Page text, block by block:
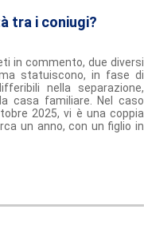
tra i coniugi?
in commento, due diversi
statuiscono, in fase di
nella separazione,
casa familiare. Nel caso
2025, vi è una coppia
un anno, con un figlio in